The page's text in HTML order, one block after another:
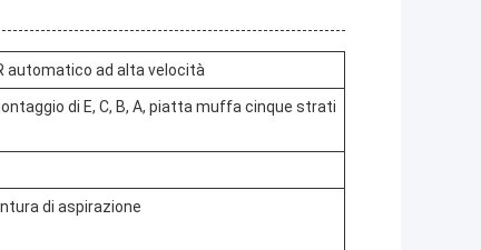
automatico ad alta velocità
di E, C, B, A, piatta muffa cinque strati
di aspirazione